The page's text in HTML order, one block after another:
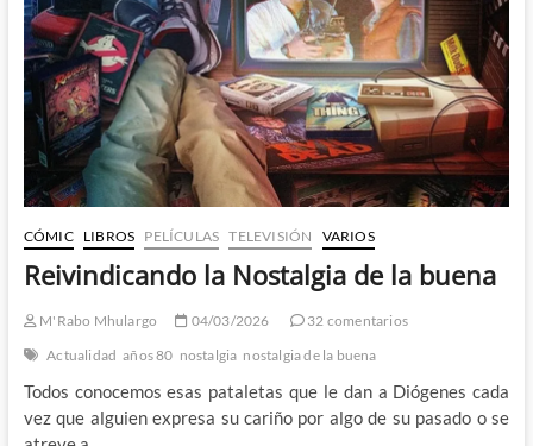
viene
CÓMIC LIBROS PELÍCULAS TELEVISIÓN VARIOS
Reivindicando la Nostalgia de la buena
M'Rabo Mhulargo 04/03/2026
32 comentarios
Actualidad años 80 nostalgia nostalgia de la buena
Todos conocemos esas pataletas que le dan a Diógenes cada
vez que alguien expresa su cariño por algo de su pasado o se